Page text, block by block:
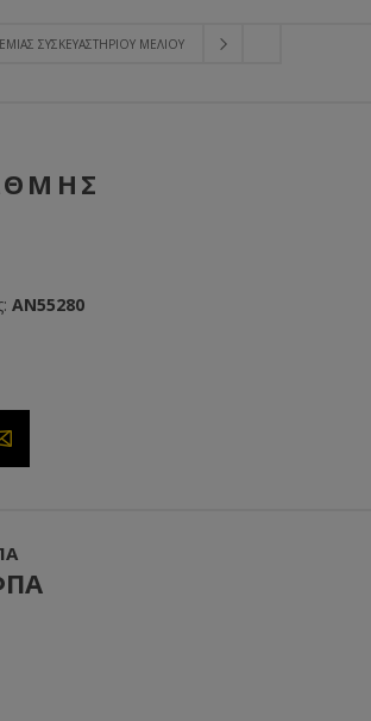
ΣΥΣΚΕΥΑΣΤΗΡΊΟΥ ΜΕΛΙΟΎ
AN55280